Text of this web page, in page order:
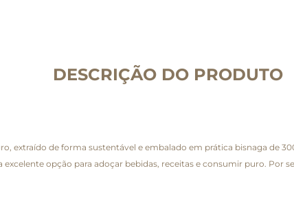
DESCRIÇÃO DO PRODUTO
extraído de forma sustentável e embalado em prática bisnaga de
opção para adoçar bebidas, receitas e consumir puro. Por